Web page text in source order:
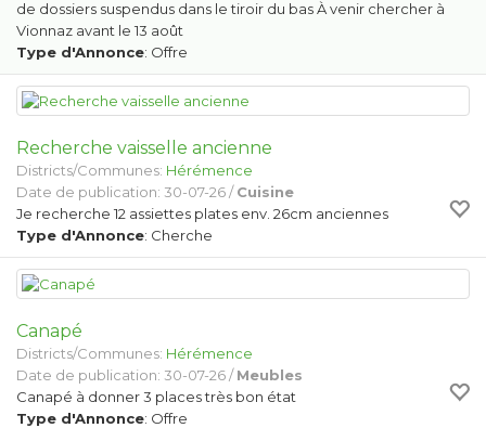
de dossiers suspendus dans le tiroir du bas À venir chercher à
Vionnaz avant le 13 août
Type d'Annonce: Offre
Recherche vaisselle ancienne
Districts/Communes: Hérémence
Date de publication: 30-07-26 /Cuisine
Je recherche 12 assiettes plates env. 26cm anciennes
Type d'Annonce: Cherche
Canapé
Districts/Communes: Hérémence
Date de publication: 30-07-26 /Meubles
Canapé à donner 3 places très bon état
Type d'Annonce: Offre